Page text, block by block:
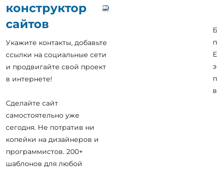
конструктор
сайтов
Укажите контакты, добавьте
ссылки на социальные сети
и продвигайте свой проект
в интернете!
Сделайте сайт
самостоятельно уже
сегодня. Не потратив ни
копейки на дизайнеров и
программистов. 200+
шаблонов для любой